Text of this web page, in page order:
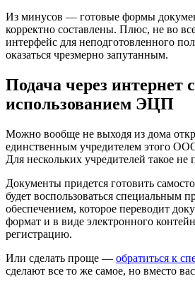
Из минусов — готовые формы
корректно составлены. Плюс, не во
интерфейс для неподготовленного
оказаться чрезмерно запутанным.
Подача через интернет с
использованием ЭЦП
Можно вообще не выходя из дома
единственным учредителем этого
Для нескольких учредителей такое не
Документы придется готовить
будет воспользоваться специальным
обеспечением, которое переводит
формат и в виде электронного
регистрацию.
Или сделать проще — обратиться к
сделают все то же самое, но вместо